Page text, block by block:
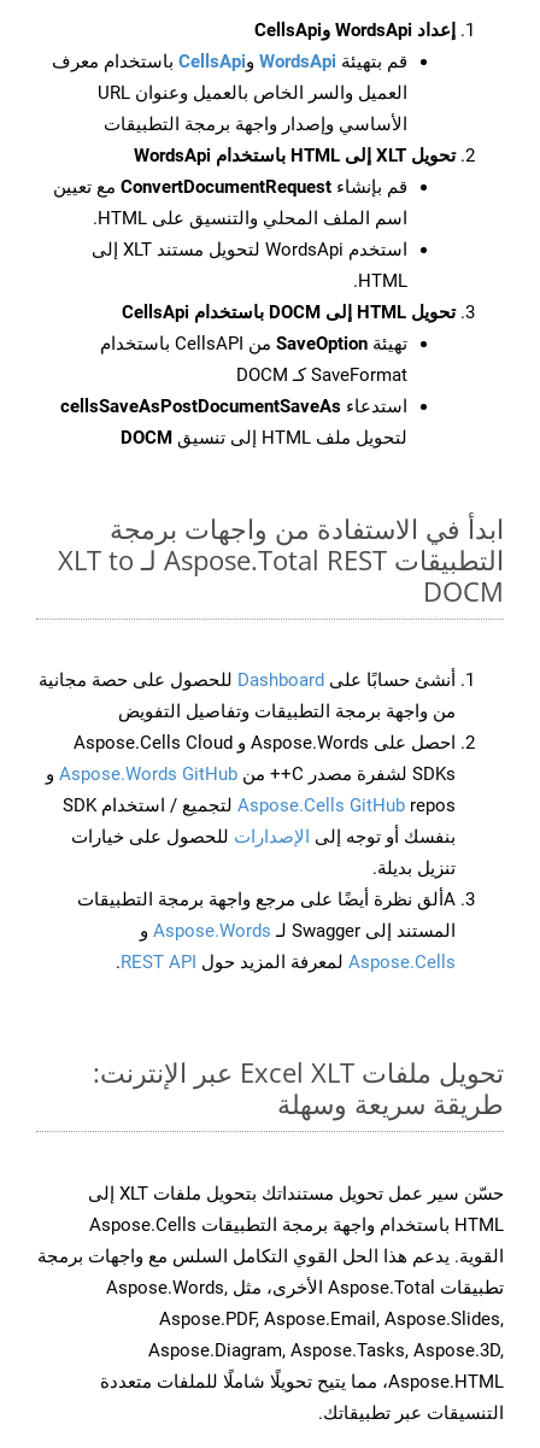
إعداد WordsApi وCellsApi
قم بتهيئة WordsApi وCellsApi باستخدام معرف
العميل والسر الخاص بالعميل وعنوان URL
الأساسي وإصدار واجهة برمجة التطبيقات
تحويل XLT إلى HTML باستخدام WordsApi
قم بإنشاء ConvertDocumentRequest مع تعيين
اسم الملف المحلي والتنسيق على HTML.
استخدم WordsApi لتحويل مستند XLT إلى
HTML.
تحويل HTML إلى DOCM باستخدام CellsApi
تهيئة SaveOption
من CellsAPI باستخدام
SaveFormat كـ DOCM
استدعاء cellsSaveAsPostDocumentSaveAs
لتحويل ملف HTML إلى تنسيق
DOCM
ابدأ في الاستفادة من واجهات برمجة
التطبيقات Aspose.Total REST لـ XLT to
DOCM
أنشئ حسابًا على Dashboard للحصول على حصة مجانية
من واجهة برمجة التطبيقات وتفاصيل التفويض
احصل على Aspose.Words و Aspose.Cells Cloud
SDKs لشفرة مصدر C++ من
Aspose.Words GitHub و
Aspose.Cells GitHub
repos لتجميع / استخدام SDK
بنفسك أو توجه إلى الإصدارات للحصول على خيارات
تنزيل بديلة.
Aألق نظرة أيضًا على مرجع واجهة برمجة التطبيقات
المستند إلى Swagger لـ
Aspose.Words و
Aspose.Cells لمعرفة المزيد حول REST API
.
تحويل ملفات Excel XLT عبر الإنترنت:
طريقة سريعة وسهلة
حسّن سير عمل تحويل مستنداتك بتحويل ملفات XLT إلى
HTML باستخدام واجهة برمجة التطبيقات Aspose.Cells
القوية. يدعم هذا الحل القوي التكامل السلس مع واجهات برمجة
تطبيقات Aspose.Total الأخرى، مثل Aspose.Words,
Aspose.PDF, Aspose.Email, Aspose.Slides,
Aspose.Diagram, Aspose.Tasks, Aspose.3D,
Aspose.HTML، مما يتيح تحويلًا شاملًا للملفات متعددة
التنسيقات عبر تطبيقاتك.